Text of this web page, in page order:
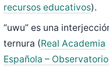
recursos educativos).
“uwu” es una
ternura (Real Academia
Española –